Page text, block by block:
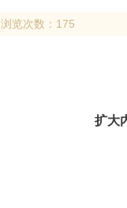
浏览次数：175
扩大